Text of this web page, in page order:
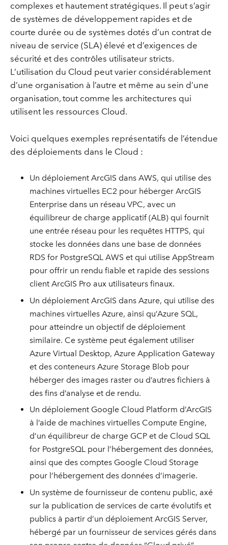
complexes et hautement stratégiques. Il peut s’agir
de systèmes de développement rapides et de
courte durée ou de systèmes dotés d’un contrat de
niveau de service (SLA) élevé et d’exigences de
sécurité et des contrôles utilisateur stricts.
L’utilisation du Cloud peut varier considérablement
d’une organisation à l’autre et même au sein d’une
organisation, tout comme les architectures qui
utilisent les ressources Cloud.
Voici quelques exemples représentatifs de l’étendue
des déploiements dans le Cloud :
Un déploiement ArcGIS dans AWS, qui utilise des
machines virtuelles EC2 pour héberger ArcGIS
Enterprise dans un réseau VPC, avec un
équilibreur de charge applicatif (ALB) qui fournit
une entrée réseau pour les requêtes HTTPS, qui
stocke les données dans une base de données
RDS for PostgreSQL AWS et qui utilise AppStream
pour offrir un rendu fiable et rapide des sessions
client ArcGIS Pro aux utilisateurs finaux.
Un déploiement ArcGIS dans Azure, qui utilise des
machines virtuelles Azure, ainsi qu’Azure SQL,
pour atteindre un objectif de déploiement
similaire. Ce système peut également utiliser
Azure Virtual Desktop, Azure Application Gateway
et des conteneurs Azure Storage Blob pour
héberger des images raster ou d’autres fichiers à
des fins d’analyse et de rendu.
Un déploiement Google Cloud Platform d’ArcGIS
à l’aide de machines virtuelles Compute Engine,
d’un équilibreur de charge GCP et de Cloud SQL
for PostgreSQL pour l’hébergement des données,
ainsi que des comptes Google Cloud Storage
pour l’hébergement des données d’imagerie.
Un système de fournisseur de contenu public, axé
sur la publication de services de carte évolutifs et
publics à partir d’un déploiement ArcGIS Server,
hébergé par un fournisseur de services gérés dans